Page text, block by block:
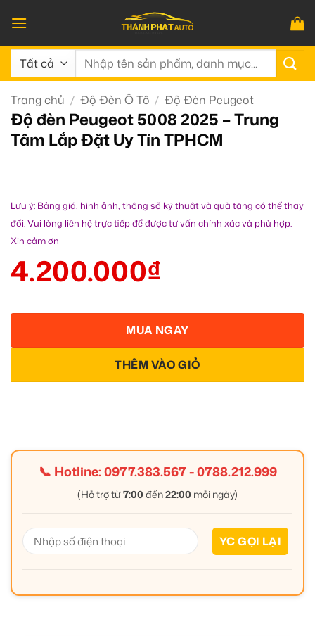
qua
nội
dung
Tìm
Trang chủ / Độ Đèn Ô Tô / Độ Đèn Peugeot
Độ đèn Peugeot 5008 2025 – Trung
Tâm Lắp Đặt Uy Tín TPHCM
Lưu ý: Bảng giá, hình ảnh, thông số kỹ thuật và quà tặng có thể thay
đổi. Vui lòng liên hệ trực tiếp để được tư vấn chính xác và phù hợp.
Xin cảm ơn
4.200.000₫
THÊM VÀO GIỎ
MUA NGAY
📞 Hotline:0977.383.567-0788.212.999
(Hỗ trợ từ7:00 đến22:00 mỗi ngày)